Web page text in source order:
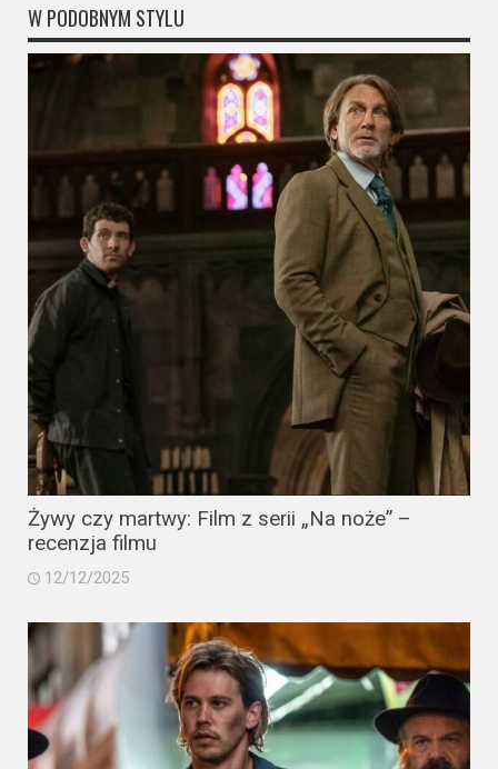
W PODOBNYM STYLU
Żywy czy martwy: Film z serii „Na noże” –
recenzja filmu
12/12/2025